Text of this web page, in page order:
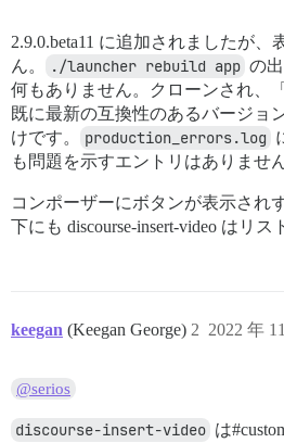
2.9.0.beta11 に追加されましたが、
ん。
./launcher rebuild app の
何もありません。クローンされ、「
既に最新の互換性のあるバージョ
けです。
production_errors.log
も問題を示すエントリはありません
コンポーザーにボタンが表示されず
下にも discourse-insert-video はリス
keegan (Keegan George) 2022 年
2
@serios
discourse-insert-video は